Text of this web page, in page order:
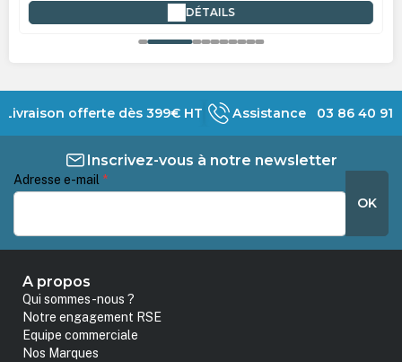
DÉTAILS
Livraison offerte dès 399€ HT Assistance 03 86 40 91
Inscrivez-vous à notre newsletter
Adresse e-mail *
OK
A propos
Qui sommes-nous ?
Notre engagement RSE
Equipe commerciale
Nos Marques